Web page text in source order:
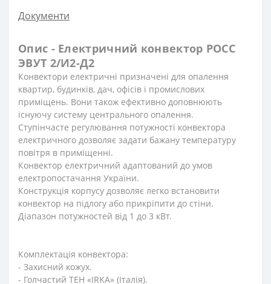
Документи
Опис - Електричний конвектор РОСС
ЭВУТ 2/И2-Д2
Конвектори електричні призначені для опалення
квартир, будинків, дач, офісів і промислових
приміщень. Вони також ефективно доповнюють
існуючу систему центрального опалення.
Ступінчасте регулювання потужності конвектора
електричного дозволяє задати бажану температуру
повітря в приміщенні.
Конвектор електричний адаптований до умов
електропостачання України.
Конструкція корпусу дозволяє легко встановити
конвектор на підлогу або прикріпити до стіни.
Діапазон потужностей від 1 до 3 кВт.
Комплектація конвектора:
- Захисний кожух.
- Голчастий ТЕН «IRKA» (Італія).